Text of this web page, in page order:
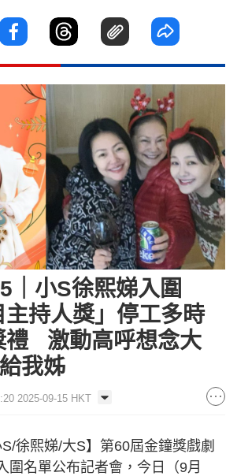
｜小S徐熙娣入圍
主持人獎」停工多時
禮 激動高呼想念大
我姊
2025-09-15 HKT
S/徐熙娣/大S】第60屆金鐘獎戲劇
圍名單公布記者會，今日（9月